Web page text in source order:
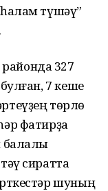
түшәү”
327
7 кеше
төрлө
фатирҙа
балалы
сиратта
шуның